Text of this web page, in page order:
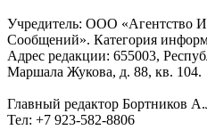
Учредитель: ООО «Агентство
Сообщений». Категория
Адрес редакции: 655003,
Маршала Жукова, д. 88, кв. 104.
Главный редактор Бортников
Тел: +7 923-582-8806